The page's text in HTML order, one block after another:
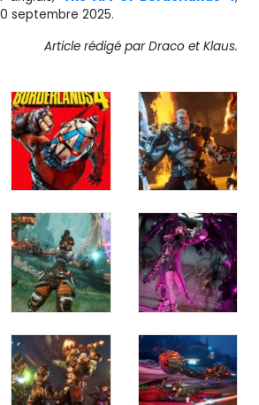
septembre 2025.
Article rédigé par Draco et Klaus.